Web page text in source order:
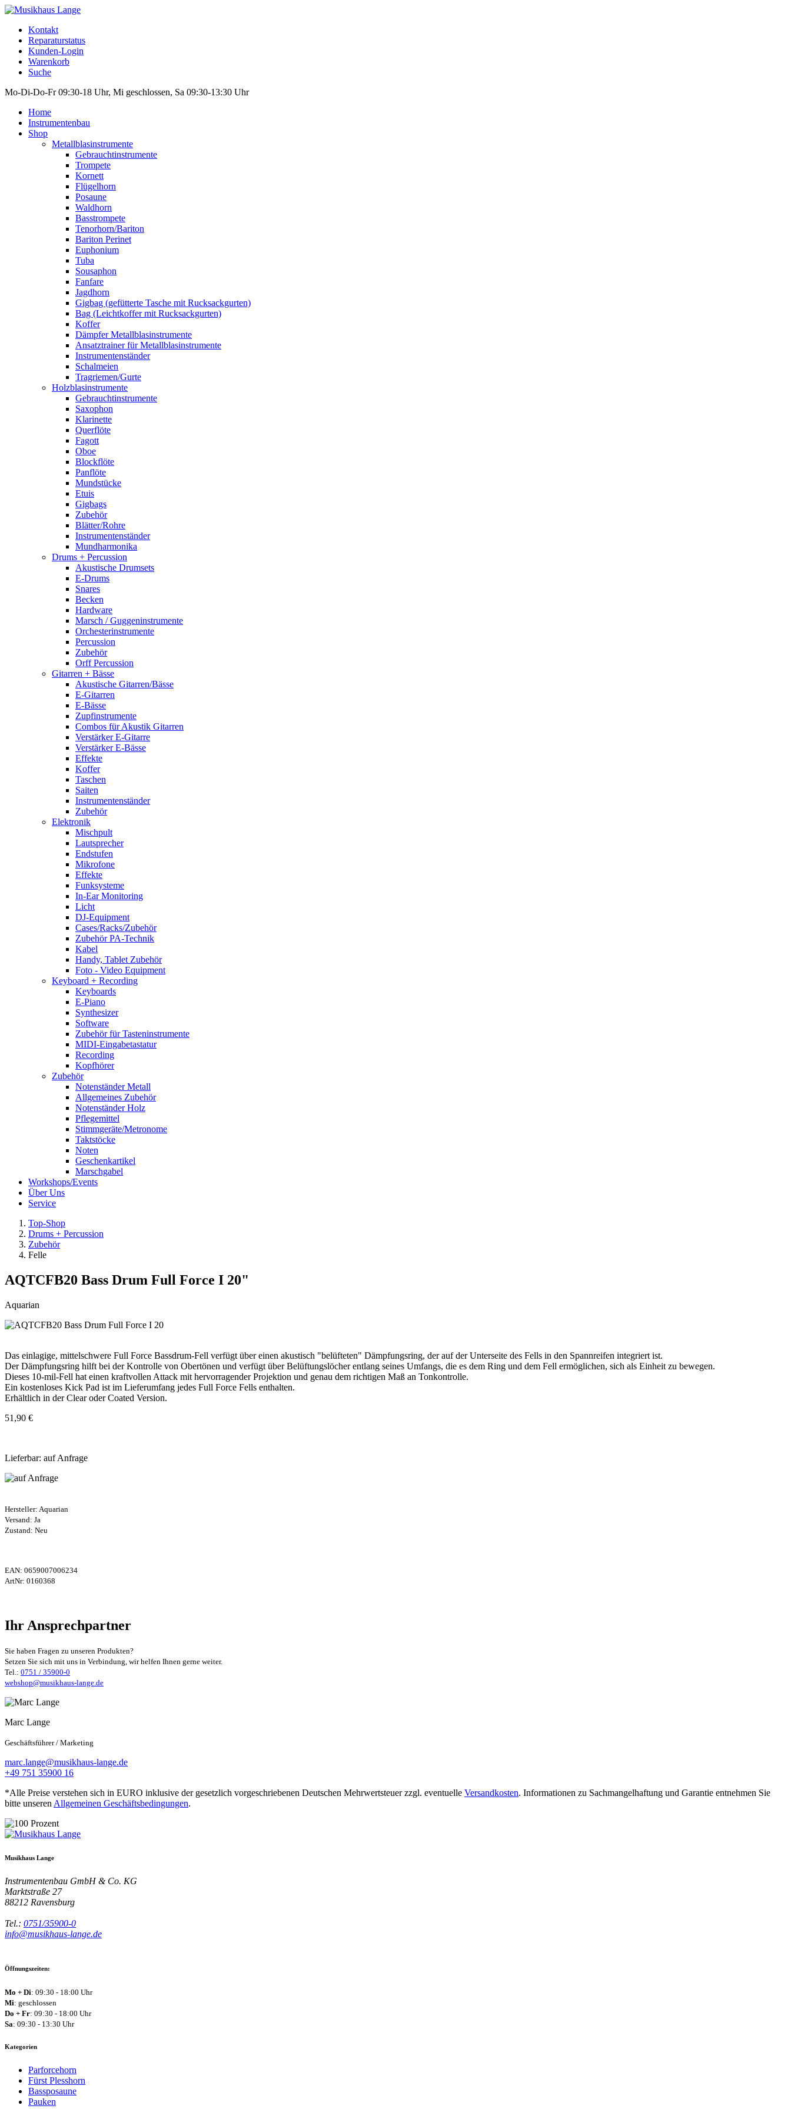
Kontakt
Reparaturstatus
Kunden-Login
Warenkorb
Suche
Mo-Di-Do-Fr 09:30-18 Uhr, Mi geschlossen, Sa 09:30-13:30 Uhr
Home
Instrumentenbau
Shop
Metallblasinstrumente
Gebrauchtinstrumente
Trompete
Kornett
Flügelhorn
Posaune
Waldhorn
Basstrompete
Tenorhorn/Bariton
Bariton Perinet
Euphonium
Tuba
Sousaphon
Fanfare
Jagdhorn
Gigbag (gefütterte Tasche mit Rucksackgurten)
Bag (Leichtkoffer mit Rucksackgurten)
Koffer
Dämpfer Metallblasinstrumente
Ansatztrainer für Metallblasinstrumente
Instrumentenständer
Schalmeien
Tragriemen/Gurte
Holzblasinstrumente
Gebrauchtinstrumente
Saxophon
Klarinette
Querflöte
Fagott
Oboe
Blockflöte
Panflöte
Mundstücke
Etuis
Gigbags
Zubehör
Blätter/Rohre
Instrumentenständer
Mundharmonika
Drums + Percussion
Akustische Drumsets
E-Drums
Snares
Becken
Hardware
Marsch / Guggeninstrumente
Orchesterinstrumente
Percussion
Zubehör
Orff Percussion
Gitarren + Bässe
Akustische Gitarren/Bässe
E-Gitarren
E-Bässe
Zupfinstrumente
Combos für Akustik Gitarren
Verstärker E-Gitarre
Verstärker E-Bässe
Effekte
Koffer
Taschen
Saiten
Instrumentenständer
Zubehör
Elektronik
Mischpult
Lautsprecher
Endstufen
Mikrofone
Effekte
Funksysteme
In-Ear Monitoring
Licht
DJ-Equipment
Cases/Racks/Zubehör
Zubehör PA-Technik
Kabel
Handy, Tablet Zubehör
Foto - Video Equipment
Keyboard + Recording
Keyboards
E-Piano
Synthesizer
Software
Zubehör für Tasteninstrumente
MIDI-Eingabetastatur
Recording
Kopfhörer
Zubehör
Notenständer Metall
Allgemeines Zubehör
Notenständer Holz
Pflegemittel
Stimmgeräte/Metronome
Taktstöcke
Noten
Geschenkartikel
Marschgabel
Workshops/Events
Über Uns
Service
Top-Shop
Drums + Percussion
Zubehör
Felle
AQTCFB20 Bass Drum Full Force I 20"
Aquarian
Das einlagige, mittelschwere Full Force Bassdrum-Fell verfügt über einen akustisch "belüfteten" Dämpfungsring, der auf der Unterseite des Fells in den Spannreifen integriert ist.
Der Dämpfungsring hilft bei der Kontrolle von Obertönen und verfügt über Belüftungslöcher entlang seines Umfangs, die es dem Ring und dem Fell ermöglichen, sich als Einheit zu bewegen.
Dieses 10-mil-Fell hat einen kraftvollen Attack mit hervorragender Projektion und genau dem richtigen Maß an Tonkontrolle.
Ein kostenloses Kick Pad ist im Lieferumfang jedes Full Force Fells enthalten.
Erhältlich in der Clear oder Coated Version.
51,90 €
Lieferbar: auf Anfrage
Hersteller: Aquarian
Versand: Ja
Zustand: Neu
EAN: 0659007006234
ArtNr: 0160368
Ihr Ansprechpartner
Sie haben Fragen zu unseren Produkten?
Setzen Sie sich mit uns in Verbindung, wir helfen Ihnen gerne weiter.
Tel.: 0751 / 35900-0
webshop@musikhaus-lange.de
Marc Lange
Geschäftsführer / Marketing
marc.lange@musikhaus-lange.de
+49 751 35900 16
*Alle Preise verstehen sich in EURO inklusive der gesetzlich vorgeschriebenen Deutschen Mehrwertsteuer zzgl. eventuelle Versandkosten. Informationen zu Sachmangelhaftung und Garantie entnehmen Sie
bitte unseren Allgemeinen Geschäftsbedingungen.
Musikhaus Lange
Instrumentenbau GmbH & Co. KG
Marktstraße 27
88212 Ravensburg
Tel.: 0751/35900-0
info@musikhaus-lange.de
Öffnungszeiten:
Mo + Di: 09:30 - 18:00 Uhr
Mi: geschlossen
Do + Fr: 09:30 - 18:00 Uhr
Sa: 09:30 - 13:30 Uhr
Kategorien
Parforcehorn
Fürst Plesshorn
Bassposaune
Pauken